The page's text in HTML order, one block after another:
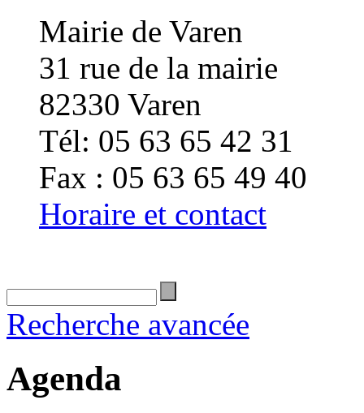
Mairie de Varen
31 rue de la mairie
82330 Varen
Tél: 05 63 65 42 31
Fax : 05 63 65 49 40
Horaire et contact
Recherche avancée
Agenda